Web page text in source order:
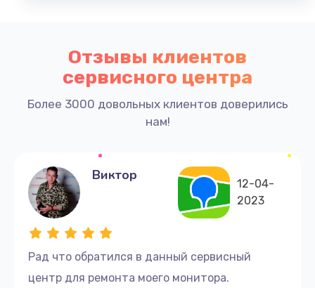
Отзывы клиентов
сервисного центра
Более 3000 довольных клиентов доверились
нам!
Рад что обратился в данный сервисный
центр для ремонта моего монитора.
Виктор
12-04-
2023